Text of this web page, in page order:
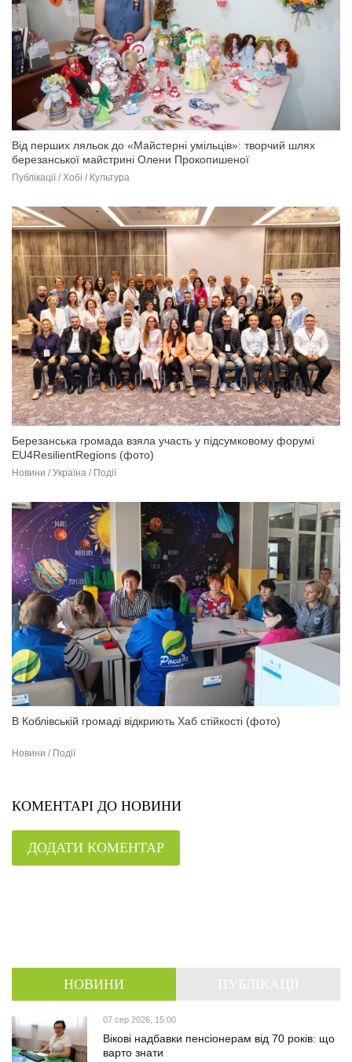
Від перших ляльок до «Майстерні умільців»: творчий шлях
березанської майстрині Олени Прокопишеної
Публікації / Хобі / Культура
Березанська громада взяла участь у підсумковому форумі
EU4ResilientRegions (фото)
Новини / Україна / Події
В Коблівській громаді відкриють Хаб стійкості (фото)
Новини / Події
КОМЕНТАРІ ДО НОВИНИ
ДОДАТИ КОМЕНТАР
НОВИНИ
07 сер 2026, 15:00
Вікові надбавки пенсіонерам від 70 років: що
варто знати